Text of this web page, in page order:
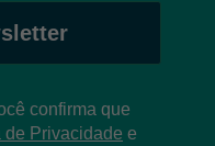
confirma que
de Privacidade e